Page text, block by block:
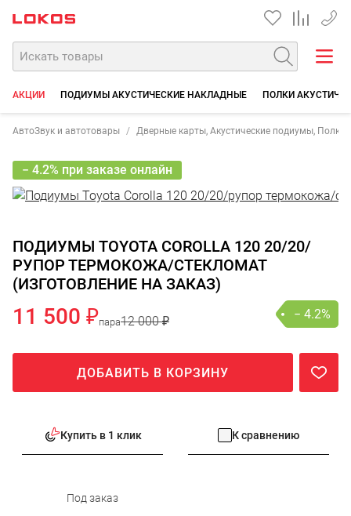
+7
АКЦИИ ПОДИУМЫ АКУСТИЧЕСКИЕ НАКЛАДНЫЕ ПОЛКИ
АвтоЗвук и автотовары Дверные карты, Акустические подиумы, Полки
− 4.2% при заказе онлайн
ПОДИУМЫ TOYOTA COROLLA 120 20/20/
РУПОР ТЕРМОКОЖА/СТЕКЛОМАТ
(ИЗГОТОВЛЕНИЕ НА ЗАКАЗ)
11 500 ₽пара12 000 ₽ − 4.2%
ДОБАВИТЬ В КОРЗИНУ
Купить в 1 клик К сравнению
Под заказ